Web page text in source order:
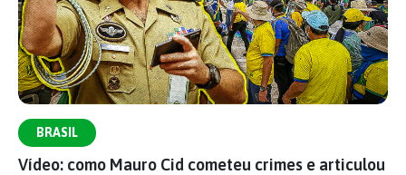
BRASIL
Vídeo: como Mauro Cid cometeu crimes e articulou